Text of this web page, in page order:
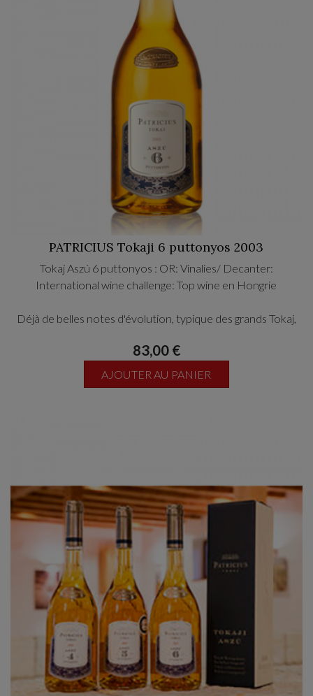
PATRICIUS Tokaji 6 puttonyos 2003
Tokaj Aszú 6 puttonyos : OR: Vinalies/ Decanter:
International wine challenge: Top wine en Hongrie
Déjà de belles notes d'évolution, typique des grands Tokaj,
Intense, complexe. Pêche, coing, abricot et quelques
touches de fruits secs, figue notamment Soyeux, ample,
onctueux. Un grand vin liquoreux, au niveau des plus grands
83,00 €
AJOUTER AU PANIER